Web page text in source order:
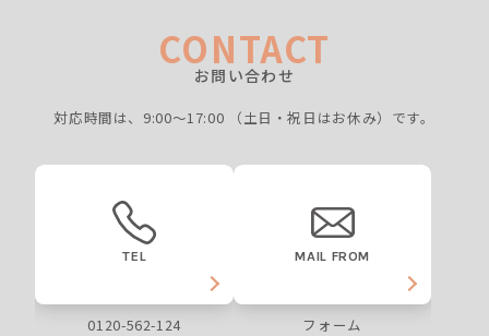
CONTACT
お問い合わせ
対応時間は、9:00〜17:00 （土日・祝日はお休み）です。
TEL
0120-562-124
MAIL FROM
フォーム